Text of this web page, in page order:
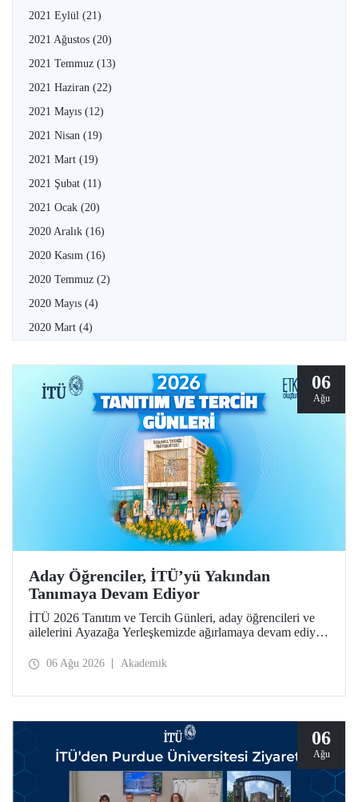
2021 Eylül (21)
2021 Ağustos (20)
2021 Temmuz (13)
2021 Haziran (22)
2021 Mayıs (12)
2021 Nisan (19)
2021 Mart (19)
2021 Şubat (11)
2021 Ocak (20)
2020 Aralık (16)
2020 Kasım (16)
2020 Temmuz (2)
2020 Mayıs (4)
2020 Mart (4)
06
Ağu
Aday Öğrenciler, İTÜ’yü Yakından
Tanımaya Devam Ediyor
İTÜ 2026 Tanıtım ve Tercih Günleri, aday öğrencileri ve
ailelerini Ayazağa Yerleşkemizde ağırlamaya devam ediyor.
ilgili fakülte ve birimler adaylara bilgi vermeye devam
06 Ağu 2026 Akademik
06
Ağu